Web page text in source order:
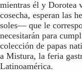
mientras él y Dorotea
cosecha, esperan las
soles— que le
necesitarán para
colección de papas
a Mistura, la feria
Latinoamérica.